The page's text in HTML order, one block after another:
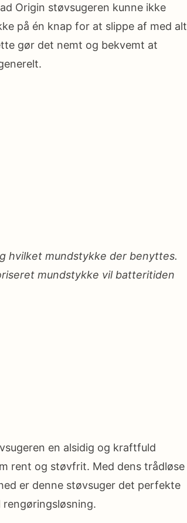
Origin støvsugeren kunne ikke
på én knap for at slippe af med alt
gør det nemt og bekvemt at
hvilket mundstykke der benyttes.
mundstykke vil batteritiden
en alsidig og kraftfuld
rent og støvfrit. Med dens trådløse
er denne støvsuger det perfekte